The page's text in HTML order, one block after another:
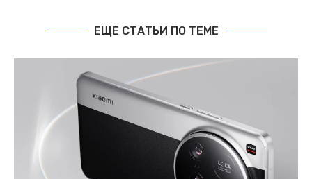
ЕЩЕ СТАТЬИ ПО ТЕМЕ